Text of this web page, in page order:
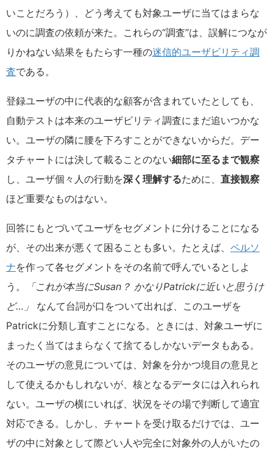
いことだろう）、どう考えても対象ユーザに当てはまらな
いのに調査の依頼が来た。これらの“調査”は、誤解につなが
りかねない結果をもたらす一種の迷信的ユーザビリティ調
査である。
登録ユーザの中に代表的な顧客が含まれていたとしても、
自動テストは本来のユーザビリティ調査にまだ追いつかな
い。ユーザの隣に腰を下ろすことができないからだ。デー
タチャートには決して載ることのない細部に至るまで観察
し、ユーザ個々人の行動を深く理解するために、 直接観察
ほど重要なものはない。
回答にもとづいてユーザをセグメントに分けることになる
が、その出来が悪くて困ることも多い。たとえば、 ペルソ
ナを作って各セグメントをその名前で呼んでいるとしよ
う。
「これが本当にSusan？ かなりPatrickに近いと思うけ
ど…」
なんて台詞が口をついて出れば、このユーザを
Patrickに分類し直すことになる。ときには、対象ユーザに
まったく当てはまらなくて捨てるしかないデータもある。
そのユーザの意見については、対象を分かつ境目の意見と
して使えるかもしれないが、核となるデータには入れられ
ない。ユーザの横にいれば、状況をその場で判断して適宜
対応できる。しかし、チャートを受け取るだけでは、ユー
ザの中に対象として際どい人や完全に対象外の人がいたの